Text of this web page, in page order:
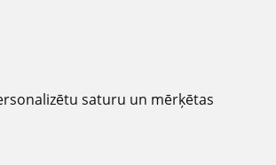
saturu un mērķētas